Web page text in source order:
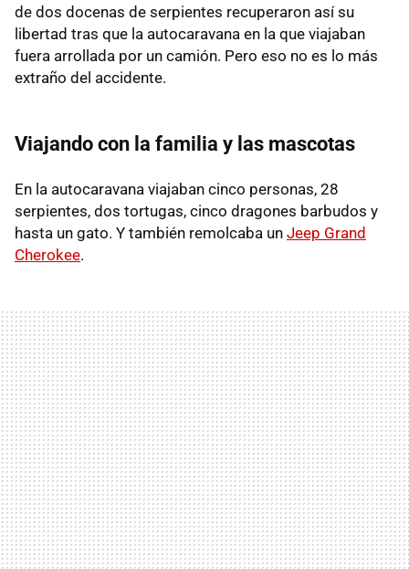
de dos docenas de serpientes recuperaron así su
libertad tras que la autocaravana en la que viajaban
fuera arrollada por un camión. Pero eso no es lo más
extraño del accidente.
Viajando con la familia y las mascotas
En la autocaravana viajaban cinco personas, 28
serpientes, dos tortugas, cinco dragones barbudos y
hasta un gato. Y también remolcaba un Jeep Grand
Cherokee.